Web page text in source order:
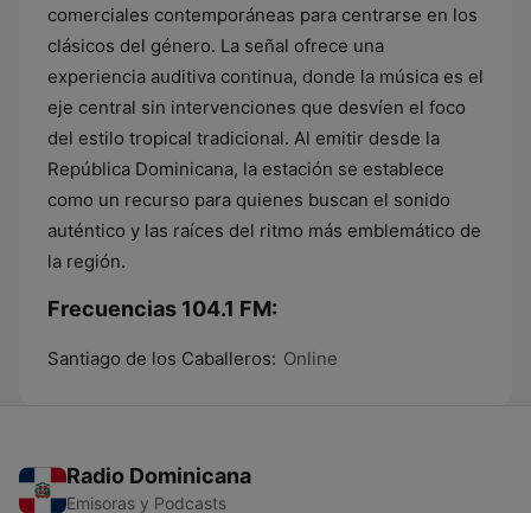
comerciales contemporáneas para centrarse en los
clásicos del género. La señal ofrece una
experiencia auditiva continua, donde la música es el
eje central sin intervenciones que desvíen el foco
del estilo tropical tradicional. Al emitir desde la
República Dominicana, la estación se establece
como un recurso para quienes buscan el sonido
auténtico y las raíces del ritmo más emblemático de
la región.
Frecuencias 104.1 FM:
Santiago de los Caballeros: Online
Radio Dominicana
Emisoras y Podcasts